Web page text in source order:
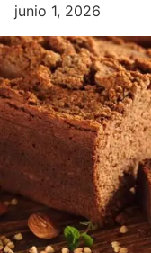
junio 1, 2026